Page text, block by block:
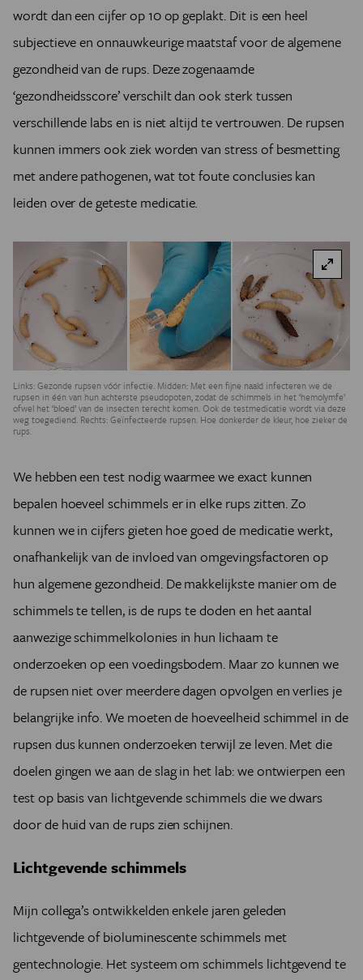
wordt dan een cijfer op 10 op geplakt. Dit is een heel
subjectieve en onnauwkeurige maatstaf voor de algemene
gezondheid van de rups. Deze zogenaamde
‘gezondheidsscore’ verschilt dan ook sterk tussen
verschillende labs en is niet altijd te vertrouwen. De rupsen
kunnen immers ook ziek worden van stress of besmetting
met andere pathogenen, wat tot foute conclusies kan
leiden over de geteste medicatie.
Links: Gezonde rupsen vóór infectie. Midden: Met een fijne naald infecteren we de
rupsen in één van hun achterste pseudopoten, zodat de schimmels in het ‘hemolymfe’
ofwel het ‘bloed’ van de insecten terecht komen. Ook de testmedicatie wordt via deze
weg toegediend. Rechts: Geïnfecteerde rupsen. Hoe donkerder de kleur, hoe zieker de
rups.
We hebben een test nodig waarmee we exact kunnen
bepalen hoeveel schimmels er in elke rups zitten. Zo
kunnen we in cijfers gieten hoe goed de medicatie werkt,
onafhankelijk van de invloed van omgevingsfactoren op
hun algemene gezondheid. De makkelijkste manier om de
schimmels te tellen, is de rups te doden en het aantal
aanwezige schimmelkolonies in hun lichaam te
onderzoeken op een voedingsbodem. Maar zo kunnen we
de rupsen niet over meerdere dagen opvolgen en verlies je
belangrijke info. We moeten de hoeveelheid schimmel in de
rupsen dus kunnen onderzoeken terwijl ze leven. Met die
doelen gingen we aan de slag in het lab: we ontwierpen een
test op basis van lichtgevende schimmels die we dwars
door de huid van de rups zien schijnen.
Lichtgevende schimmels
Mijn collega’s ontwikkelden enkele jaren geleden
lichtgevende of bioluminescente schimmels met
gentechnologie. Het systeem om schimmels lichtgevend te